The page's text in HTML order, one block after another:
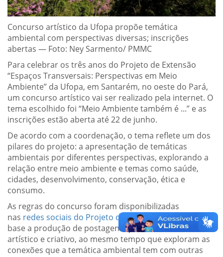
Concurso artístico da Ufopa propõe temática
ambiental com perspectivas diversas; inscrições
abertas — Foto: Ney Sarmento/ PMMC
Para celebrar os três anos do Projeto de Extensão
“Espaços Transversais: Perspectivas em Meio
Ambiente” da Ufopa, em Santarém, no oeste do Pará,
um concurso artístico vai ser realizado pela internet. O
tema escolhido foi “Meio Ambiente também é ...” e as
inscrições estão aberta até 22 de junho.
De acordo com a coordenação, o tema reflete um dos
pilares do projeto: a apresentação de temáticas
ambientais por diferentes perspectivas, explorando a
relação entre meio ambiente e temas como saúde,
cidades, desenvolvimento, conservação, ética e
consumo.
As regras do concurso foram disponibilizadas
nas redes sociais do Projeto de Extensãoe tem como
base a produção de postagens que tenham um caráter
artístico e criativo, ao mesmo tempo que exploram as
conexões que a temática ambiental tem com outras